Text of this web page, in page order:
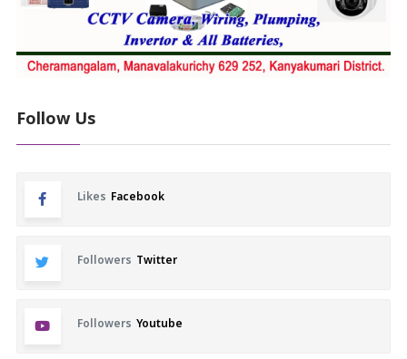
Follow Us
Likes Facebook
Followers Twitter
Followers Youtube